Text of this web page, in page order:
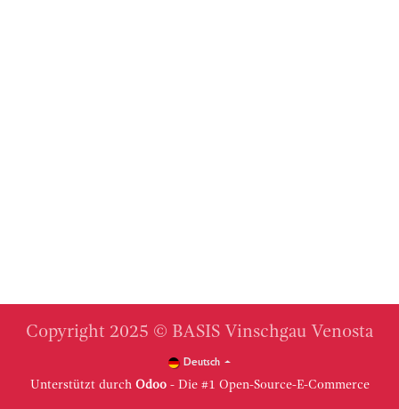
Copyright 2025 © BASIS Vinschgau Venosta
Deutsch
Unterstützt durch Odoo - Die #1 Open-Source-E-Commerce